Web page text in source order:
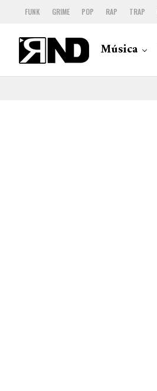
FUNK GRIME POP RAP TRAP
Música